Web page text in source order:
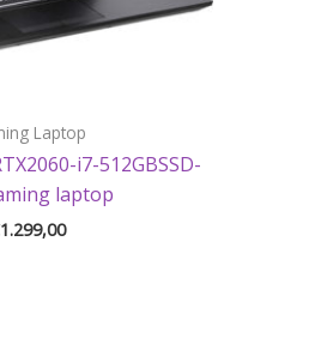
Laptop
i7-512GBSSD-
laptop
1.299,00